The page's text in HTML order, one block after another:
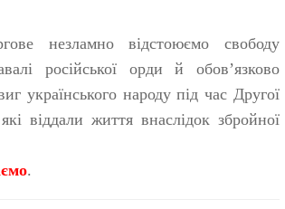
незламно відстоюємо свободу
російської орди й обов’язково
українського народу під час Другої
віддали життя внаслідок збройної
.